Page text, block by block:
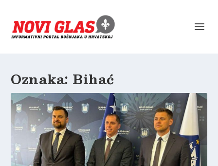
Oznaka: Bihać